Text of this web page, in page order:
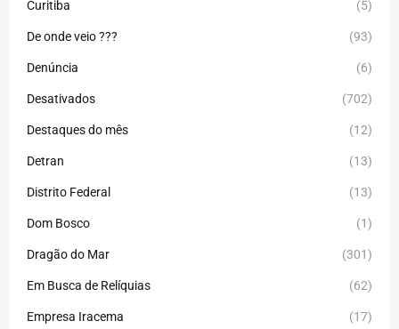
Curitiba (5)
De onde veio ??? (93)
Denúncia (6)
Desativados (702)
Destaques do mês (12)
Detran (13)
Distrito Federal (13)
Dom Bosco (1)
Dragão do Mar (301)
Em Busca de Relíquias (62)
Empresa Iracema (17)